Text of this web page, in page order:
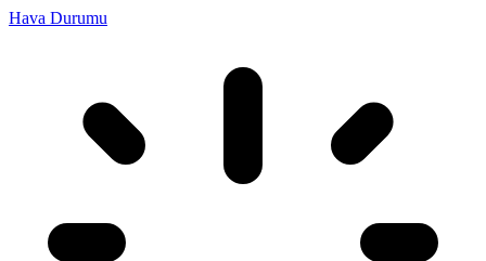
Hava Durumu